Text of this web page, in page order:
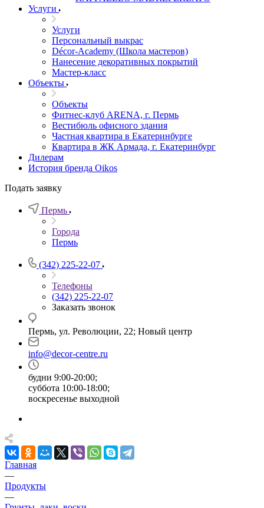
Услуги
Услуги
Персональный выкрас
Décor-Academy (Школа мастеров)
Нанесение декоративных покрытий
Мастер-класс
Объекты
Объекты
Фитнес-клуб ARENA, г. Пермь
Вестибюль офисного здания
Частная квартира в Екатеринбурге
Квартира в ЖК Армада, г. Екатеринбург
Дилерам
История бренда Oikos
Подать заявку
Пермь
Города
Пермь
(342) 225-22-07
Телефоны
(342) 225-22-07
Заказать звонок
Пермь, ул. Революции, 22; Новый центр
info@decor-centre.ru
будни 9:00-20:00;
суббота 10:00-18:00;
воскресенье выходной
Главная
—
Продукты
—